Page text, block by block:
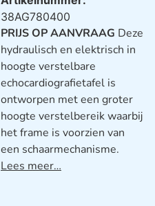
38AG780400
PRIJS OP AANVRAAG Deze
hydraulisch en elektrisch in
hoogte verstelbare
echocardiografietafel is
ontworpen met een groter
hoogte verstelbereik waarbij
het frame is voorzien van
een schaarmechanisme.
Lees meer…